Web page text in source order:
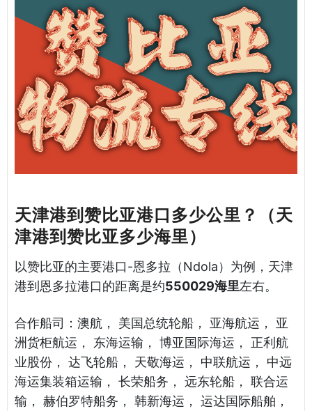
天津港到赞比亚港口多少公里？（天
津港到赞比亚多少海里）
以赞比亚的主要港口-恩多拉（Ndola）为例，天津
港到恩多拉港口的距离是约550029海里左右。
合作船司：澳航， 美国总统轮船， 亚海航运， 亚
洲货柜航运， 东海运输， 博亚国际海运， 正利航
业股份， 达飞轮船， 天敬海运， 中联航运， 中远
海运集装箱运输， 长荣船务， 远东轮船， 联合运
输， 赫伯罗特船务， 韩新海运， 运达国际船舶，